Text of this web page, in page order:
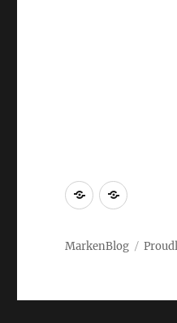
MarkenBlog